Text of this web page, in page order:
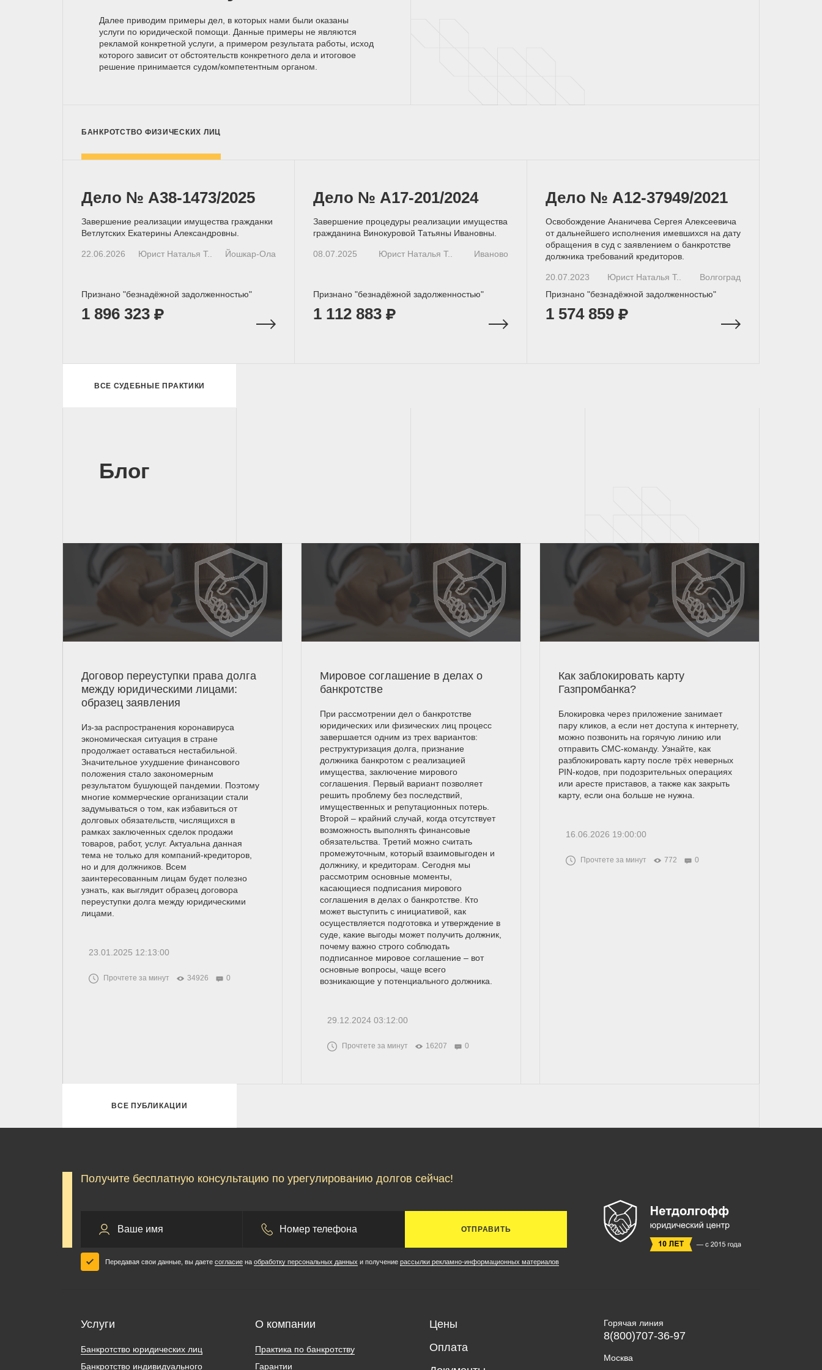
Далее приводим примеры дел, в которых нами были оказаны
услуги по юридической помощи. Данные примеры не являются
рекламой конкретной услуги, а примером результата работы, исход
которого зависит от обстоятельств конкретного дела и итоговое
решение принимается судом/компетентным органом.
БАНКРОТСТВО ФИЗИЧЕСКИХ ЛИЦ
Дело № А38-1473/2025
Завершение реализации имущества гражданки
Ветлутских Екатерины Александровны.
22.06.2026 Юрист Наталья Т.. Йошкар-Ола
Признано "безнадёжной задолженностью"
1 896 323
Дело № А17-201/2024
Завершение процедуры реализации имущества
гражданина Винокуровой Татьяны Ивановны.
08.07.2025 Юрист Наталья Т.. Иваново
Признано "безнадёжной задолженностью"
1 112 883
Дело № А12-37949/2021
Освобождение Ананичева Сергея Алексеевича
от дальнейшего исполнения имевшихся на дату
обращения в суд с заявлением о банкротстве
должника требований кредиторов.
20.07.2023 Юрист Наталья Т..
Волгоград
Признано "безнадёжной задолженностью"
1 574 859
ВСЕ СУДЕБНЫЕ ПРАКТИКИ
Блог
Договор переуступки права долга
между юридическими лицами:
образец заявления
Из-за распространения коронавируса
экономическая ситуация в стране
продолжает оставаться нестабильной.
Значительное ухудшение финансового
положения стало закономерным
результатом бушующей пандемии. Поэтому
многие коммерческие организации стали
задумываться о том, как избавиться от
долговых обязательств, числящихся в
рамках заключенных сделок продажи
товаров, работ, услуг. Актуальна данная
тема не только для компаний-кредиторов,
но и для должников. Всем
заинтересованным лицам будет полезно
узнать, как выглядит образец договора
переуступки долга между юридическими
лицами.
23.01.2025 12:13:00
Прочтете за минут 34926 0
Мировое соглашение в делах о
банкротстве
При рассмотрении дел о банкротстве
юридических или физических лиц процесс
завершается одним из трех вариантов:
реструктуризация долга, признание
должника банкротом с реализацией
имущества, заключение мирового
соглашения. Первый вариант позволяет
решить проблему без последствий,
имущественных и репутационных потерь.
Второй – крайний случай, когда отсутствует
возможность выполнять финансовые
обязательства. Третий можно считать
промежуточным, который взаимовыгоден и
должнику, и кредиторам. Сегодня мы
рассмотрим основные моменты,
касающиеся подписания мирового
соглашения в делах о банкротстве. Кто
может выступить с инициативой, как
осуществляется подготовка и утверждение в
суде, какие выгоды может получить должник,
почему важно строго соблюдать
подписанное мировое соглашение – вот
основные вопросы, чаще всего
возникающие у потенциального должника.
29.12.2024 03:12:00
Прочтете за минут 16207 0
Как заблокировать карту
Газпромбанка?
Блокировка через приложение занимает
пару кликов, а если нет доступа к интернету,
можно позвонить на горячую линию или
отправить СМС-команду. Узнайте, как
разблокировать карту после трёх неверных
PIN-кодов, при подозрительных операциях
или аресте приставов, а также как закрыть
карту, если она больше не нужна.
16.06.2026 19:00:00
Прочтете за минут 772 0
ВСЕ ПУБЛИКАЦИИ
Получите бесплатную консультацию по урегулированию долгов сейчас!
ОТПРАВИТЬ
Передавая свои данные, вы даете согласие на обработку персональных данных и получение рассылки рекламно-информационных материалов
Услуги
Банкротство юридических лиц
Банкротство индивидуального
О компании
Практика по банкротству
Гарантии
Цены
Оплата
Горячая линия
8(800)707-36-97
Москва